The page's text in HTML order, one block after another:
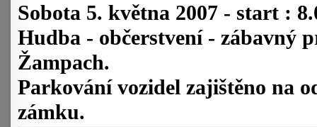
Sobota 5. května 2007 - start :
Hudba - občerstvení - zábavný
Žampach.
Parkování vozidel zajištěno na
zámku.